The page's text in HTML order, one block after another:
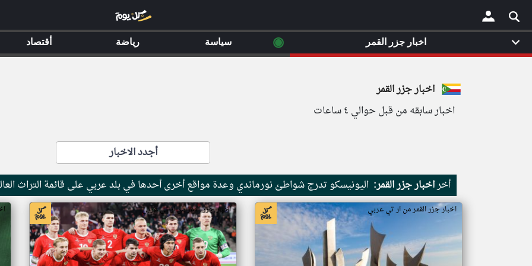
×
اخبار جزر القمر
اخبار سابقه من قبل حوالي ٤ ساعات
أجدد الاخبار
أخراخبار جزر القمر: اليونيسكو تدرج شواطئ نورماندي وعدة مواقع أخرى أحدها في بلد عربي على قائمة التراث
اخبار جزر القمر من ار تي عربي اخبار جزر القمر من ار تي عربي
اخبار جزر القمر ◉ سياسة رياضة أقتصاد